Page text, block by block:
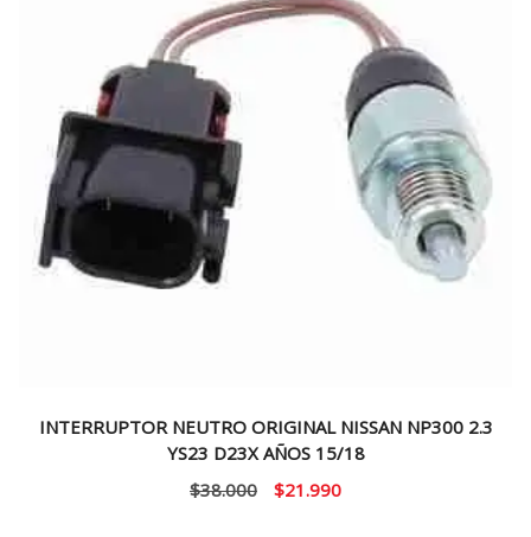
INTERRUPTOR NEUTRO ORIGINAL NISSAN NP300 2.3
YS23 D23X AÑOS 15/18
$38.000
El
$21.990El